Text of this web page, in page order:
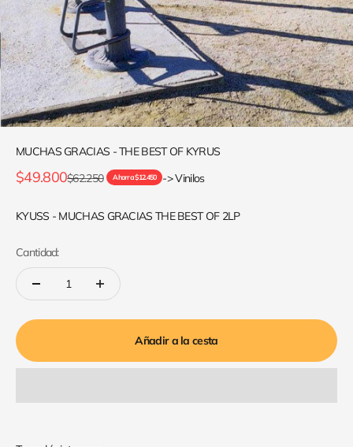
MUCHAS GRACIAS - THE BEST OF KYRUS
Precio de oferta
$49.800Precio normal
$62.250 Ahorra $12.450 -> Vinilos
KYUSS - MUCHAS GRACIAS THE BEST OF 2LP
Cantidad:
Añadir a la cesta